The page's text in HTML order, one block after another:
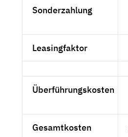
Sonderzahlung
Leasingfaktor
Überführungskosten
Gesamtkosten